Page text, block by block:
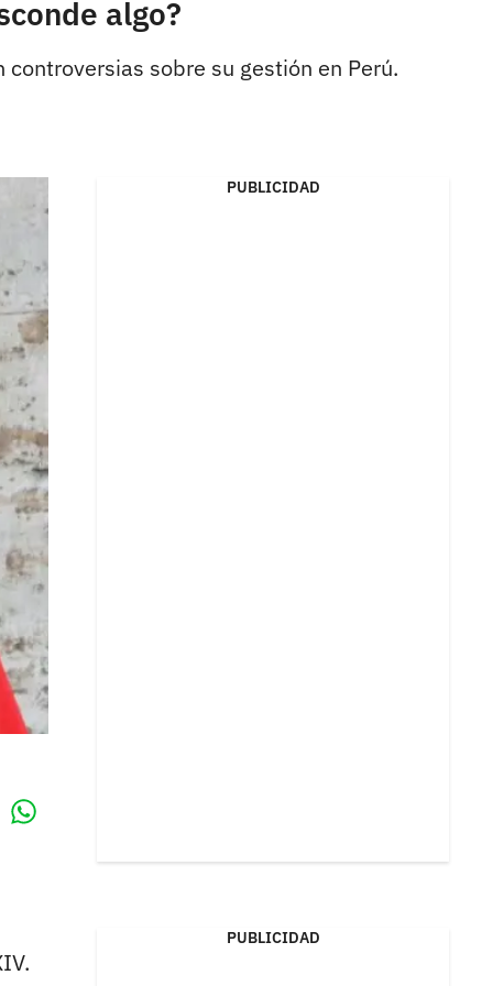
algo?
sobre su gestión en Perú.
PUBLICIDAD
PUBLICIDAD